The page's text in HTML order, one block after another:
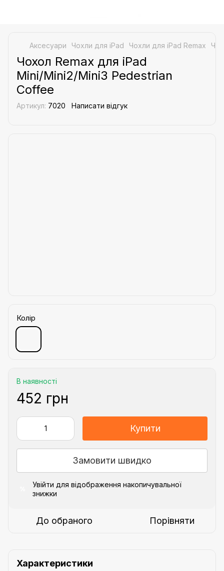
Аксесуари Чохли для iPad Чохли для iPad Remax
Чохол Remax для iPad
Mini/Mini2/Mini3 Pedestrian
Coffee
Артикул: 7020 Написати відгук
Колір
В наявності
452 грн
Купити
Замовити швидко
Увійти для відображення накопичувальної
знижки
До обраного Порівняти
Характеристики